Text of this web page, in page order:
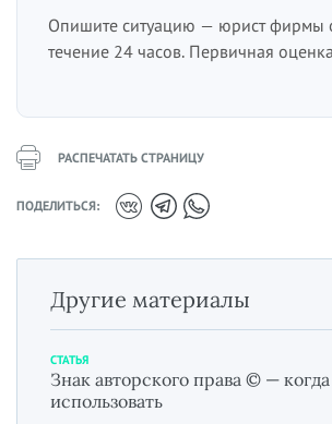
Опишите ситуацию — юрист фирмы
течение 24 часов. Первичная
РАСПЕЧАТАТЬ СТРАНИЦУ
ПОДЕЛИТЬСЯ:
Другие материалы
СТАТЬЯ
Знак авторского права © —
использовать